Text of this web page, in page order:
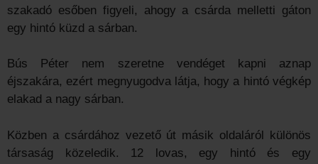
szakadó esőben figyeli, ahogy a csárda melletti gáton
egy hintó küzd a sárban.
Bús Péter nem szeretne vendéget kapni aznap
éjszakára, ezért megnyugodva látja, hogy a hintó végkép
elakad a nagy sárban.
Közben a csárdához vezető út másik oldaláról különös
társaság közeledik. 12 lovas, egy hintó és egy